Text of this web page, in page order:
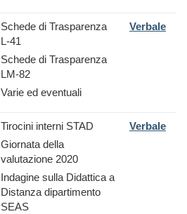
Schede di Trasparenza
L-41
Schede di Trasparenza
LM-82
Varie ed eventuali
Verbale
Tirocini interni STAD
Giornata della
valutazione 2020
Indagine sulla Didattica a
Distanza dipartimento
SEAS
Verbale